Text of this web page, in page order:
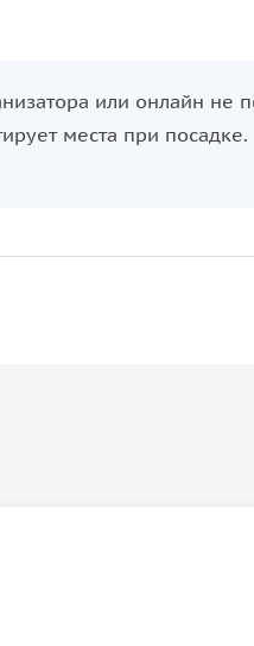
или онлайн не
места при посадке.